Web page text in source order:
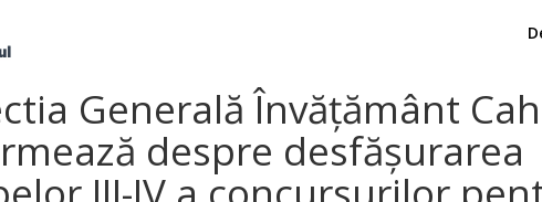
Generală Învățământ
despre desfășurarea